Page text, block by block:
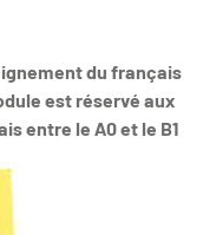
du français
est réservé aux
entre le A0 et le B1